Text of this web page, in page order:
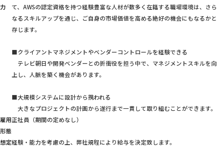
力
て、AWSの認定資格を持つ経験豊富な人材が数多く在籍する職場環境は、さら
なるスキルアップを通じ、ご自身の市場価値を高める絶好の機会にもなるかと
存じます。
■クライアントマネジメントやベンダーコントロールを経験できる
テレビ朝日や開発ベンダーとの折衝役を担う中で、マネジメントスキルを向
上し、人脈を築く機会があります。
■大規模システムに設計から携われる
大きなプロジェクトの計画から遂行まで一貫して取り組むことができます。
雇用
形態
正社員（期間の定めなし）
想定経験・能力を考慮の上、弊社規程により給与を決定致します。